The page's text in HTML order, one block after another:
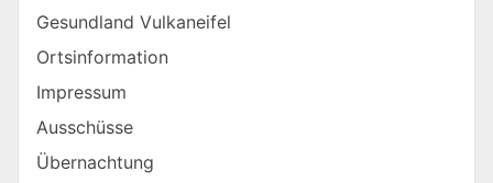
Gesundland Vulkaneifel
Ortsinformation
Impressum
Ausschüsse
Übernachtung